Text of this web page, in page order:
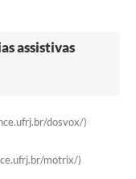
assistivas
dosvox/)
motrix/)